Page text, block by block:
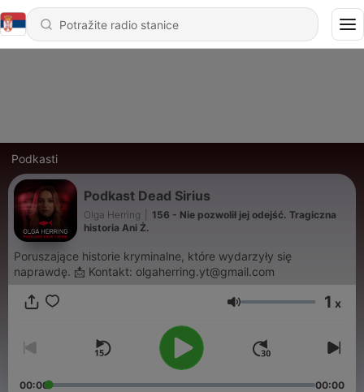
Podkasti
Podkast Dead Sirius
Olga Herring
156 - Nie pozwolił jej odejść. Tragiczna
historia Ani Ż.
Poruszające historie kryminalne, które wydarzyły się
naprawdę. 📩 Kontakt: olgaherring.yt@gmail.com
Jačina zvuka 1 x
00:00 00:00